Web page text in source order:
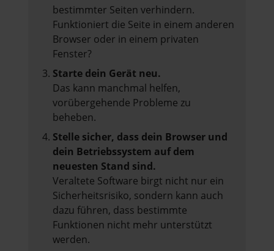
bestimmter Seiten verhindern.
Funktioniert die Seite in einem anderen
Browser oder in einem privaten
Fenster?
Starte dein Gerät neu.
Das kann manchmal helfen,
vorübergehende Probleme zu
beheben.
Stelle sicher, dass dein Browser und
dein Betriebssystem auf dem
neuesten Stand sind.
Veraltete Software birgt nicht nur ein
Sicherheitsrisiko, sondern kann auch
dazu führen, dass bestimmte
Funktionen nicht mehr unterstützt
werden.